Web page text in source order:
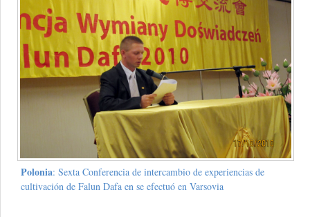
Polonia: Sexta Conferencia de intercambio de experiencias de
cultivación de Falun Dafa en se efectuó en Varsovia